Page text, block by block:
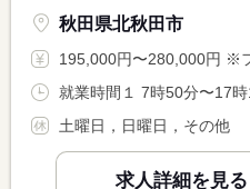
秋田県北秋田市
195,000円〜280,000円 ※フルタイム求人の場合は月額（
就業時間１ 7時50分〜17
土曜日，日曜日，その他
求人詳細を見る